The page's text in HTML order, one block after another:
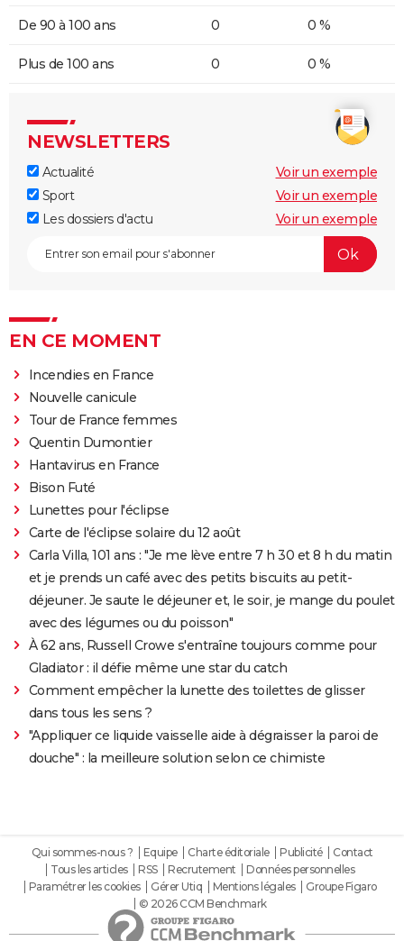
De 90 à 100 ans 0 0 %
Plus de 100 ans 0 0 %
NEWSLETTERS
Actualité
Voir un exemple
Sport
Voir un exemple
Les dossiers d'actu
Voir un exemple
EN CE MOMENT
Incendies en France
Nouvelle canicule
Tour de France femmes
Quentin Dumontier
Hantavirus en France
Bison Futé
Lunettes pour l'éclipse
Carte de l'éclipse solaire du 12 août
Carla Villa, 101 ans : "Je me lève entre 7 h 30 et 8 h du matin
et je prends un café avec des petits biscuits au petit-
déjeuner. Je saute le déjeuner et, le soir, je mange du poulet
avec des légumes ou du poisson"
À 62 ans, Russell Crowe s'entraîne toujours comme pour
Gladiator : il défie même une star du catch
Comment empêcher la lunette des toilettes de glisser
dans tous les sens ?
"Appliquer ce liquide vaisselle aide à dégraisser la paroi de
douche" : la meilleure solution selon ce chimiste
Qui sommes-nous ? Equipe Charte éditoriale Publicité
Contact
Tous les articles
RSS Recrutement
Données personnelles
Paramétrer les cookies
Gérer Utiq Mentions légales
Groupe Figaro
© 2026 CCM Benchmark